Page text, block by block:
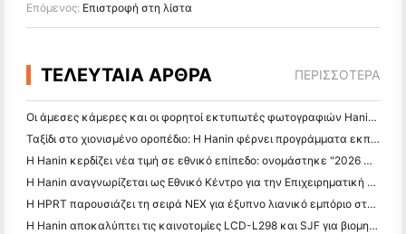
Επόμενος: Επιστροφή στη λίστα
ΤΕΛΕΥΤΑΙΑ ΑΡΘΡΑ ΠΕΡΙΣΣΌΤΕΡΑ
Οι άμεσες κάμερες και οι φορητοί εκτυπωτές φωτογραφιών Hanin προσελκύουν ισχυρό ενδιαφέρον στο IEAE Shenzhen 2026
Ταξίδι στο χιονισμένο οροπέδιο: Η Hanin φέρνει προγράμματα εκπαίδευσης φωτογραφίας στα παιδιά στο Qamdo
Η Hanin κερδίζει νέα τιμή σε εθνικό επίπεδο: ονομάστηκε "2026 Made in China · Trusted Brand by Consumers"
Η Hanin αναγνωρίζεται ως Εθνικό Κέντρο για την Επιχειρηματική Τεχνολογία για την Καινοτομία
Η HPRT παρουσιάζει τη σειρά NEX για έξυπνο λιανικό εμπόριο στο CHINASHOP 2026
Η Hanin αποκαλύπτει τις καινοτομίες LCD-L298 και SJF για βιομηχανική 3D εκτύπωση στο TCT Asia 2026